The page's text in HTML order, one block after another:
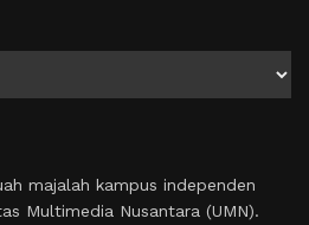
majalah kampus independen
Multimedia Nusantara (UMN).